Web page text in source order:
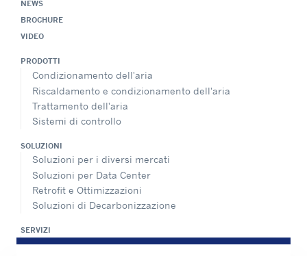
NEWS
BROCHURE
VIDEO
PRODOTTI
Condizionamento dell'aria
Riscaldamento e condizionamento dell'aria
Trattamento dell'aria
Sistemi di controllo
SOLUZIONI
Soluzioni per i diversi mercati
Soluzioni per Data Center
Retrofit e Ottimizzazioni
Soluzioni di Decarbonizzazione
SERVIZI
Panoramica dei servizi di assistenza